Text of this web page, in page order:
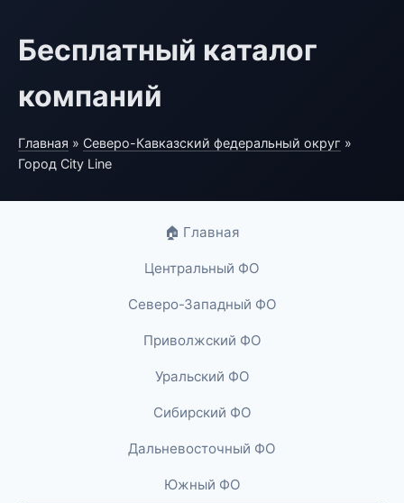
Бесплатный каталог
компаний
Главная » Северо-Кавказский федеральный округ »
Город City Line
🏠 Главная
Центральный ФО
Северо-Западный ФО
Приволжский ФО
Уральский ФО
Сибирский ФО
Дальневосточный ФО
Южный ФО